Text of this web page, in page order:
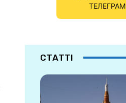
ТЕЛЕГРАМ
СТАТТІ